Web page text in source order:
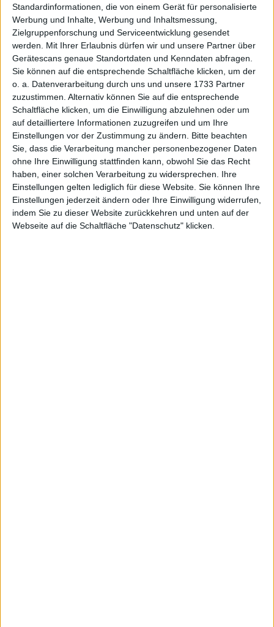
Standardinformationen, die von einem Gerät für personalisierte
Werbung und Inhalte, Werbung und Inhaltsmessung,
Zielgruppenforschung und Serviceentwicklung gesendet
werden. Mit Ihrer Erlaubnis dürfen wir und unsere Partner über
Gerätescans genaue Standortdaten und Kenndaten abfragen.
Sie können auf die entsprechende Schaltfläche klicken, um der
o. a. Datenverarbeitung durch uns und unsere 1733 Partner
zuzustimmen. Alternativ können Sie auf die entsprechende
Schaltfläche klicken, um die Einwilligung abzulehnen oder um
auf detailliertere Informationen zuzugreifen und um Ihre
Einstellungen vor der Zustimmung zu ändern. Bitte beachten
Sie, dass die Verarbeitung mancher personenbezogener Daten
ohne Ihre Einwilligung stattfinden kann, obwohl Sie das Recht
haben, einer solchen Verarbeitung zu widersprechen. Ihre
Einstellungen gelten lediglich für diese Website. Sie können Ihre
Einstellungen jederzeit ändern oder Ihre Einwilligung widerrufen,
indem Sie zu dieser Website zurückkehren und unten auf der
Webseite auf die Schaltfläche "Datenschutz" klicken.
Ende der Insiderinformation
19.01.2024 CET/CEST Die EQS Distributionsservices umfassen
gesetzliche Meldepflichten, Corporate News/Finanznachrichten und
Pressemitteilungen.
Medienarchiv unter https://eqs-news.com
Sprache: Deutsch
Unternehmen: HanseYachts Aktiengesellschaft
Ladebower Chaussee 11
17493 Greifswald